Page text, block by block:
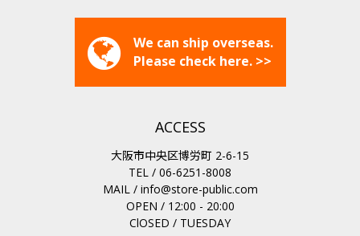
We can ship overseas.
Please check here. >>
ACCESS
大阪市中央区博労町 2-6-15
TEL / 06-6251-8008
MAIL / info@store-public.com
OPEN / 12:00 - 20:00
ClOSED / TUESDAY